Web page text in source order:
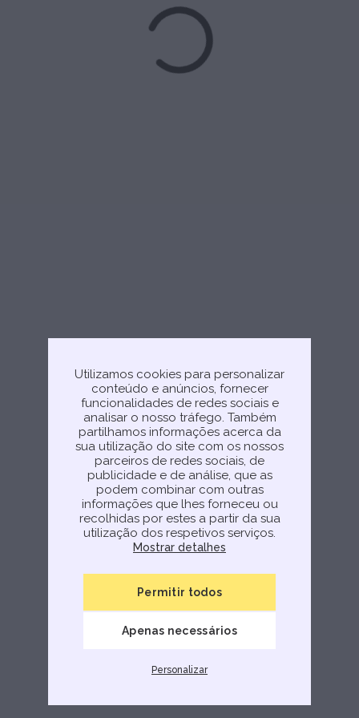
Utilizamos cookies para personalizar
conteúdo e anúncios, fornecer
funcionalidades de redes sociais e
analisar o nosso tráfego. Também
partilhamos informações acerca da
sua utilização do site com os nossos
parceiros de redes sociais, de
publicidade e de análise, que as
podem combinar com outras
informações que lhes forneceu ou
recolhidas por estes a partir da sua
utilização dos respetivos serviços.
Mostrar detalhes
Permitir todos
Apenas necessários
Personalizar